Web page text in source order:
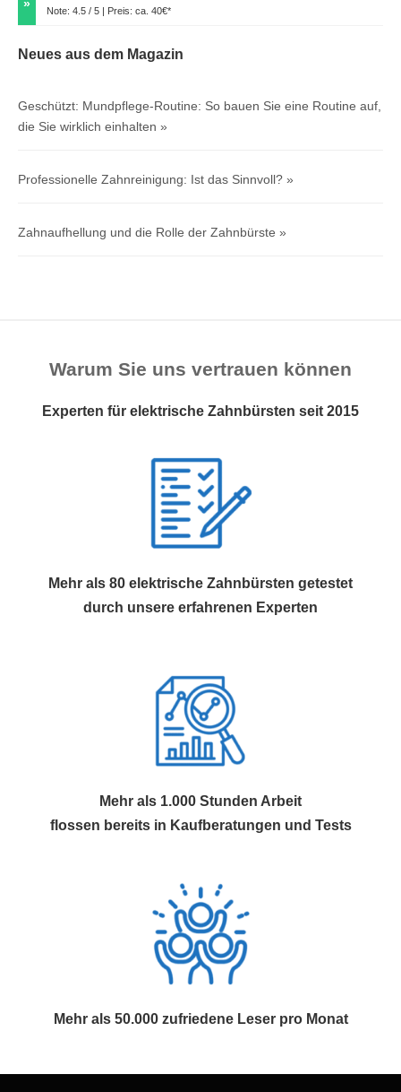
» Note: 4.5 / 5 | Preis: ca. 40€*
Neues aus dem Magazin
Geschützt: Mundpflege-Routine: So bauen Sie eine Routine auf,
die Sie wirklich einhalten
Professionelle Zahnreinigung: Ist das Sinnvoll?
Zahnaufhellung und die Rolle der Zahnbürste
Warum Sie uns vertrauen können
Experten für elektrische Zahnbürsten seit 2015
Mehr als 80 elektrische Zahnbürsten getestet
durch unsere erfahrenen Experten
Mehr als 1.000 Stunden Arbeit
flossen bereits in Kaufberatungen und Tests
Mehr als 50.000 zufriedene Leser pro Monat